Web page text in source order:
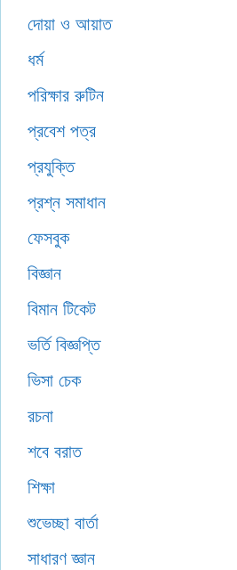
দোয়া ও আয়াত
ধর্ম
পরিক্ষার রুটিন
প্রবেশ পত্র
প্রযুক্তি
প্রশ্ন সমাধান
ফেসবুক
বিজ্ঞান
বিমান টিকেট
ভর্তি বিজ্ঞপ্তি
ভিসা চেক
রচনা
শবে বরাত
শিক্ষা
শুভেচ্ছা বার্তা
সাধারণ জ্ঞান